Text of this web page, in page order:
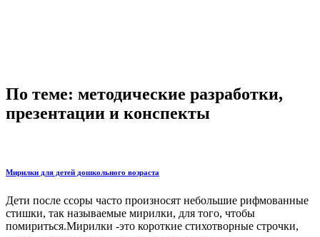
По теме: методические разработки,
презентации и конспекты
Мирилки для детей дошкольного возраста
Дети после ссоры часто произносят небольшие рифмованные
стишки, так называемые мирилки, для того, чтобы
помириться.Мирилки -это короткие стихотворные строчки,